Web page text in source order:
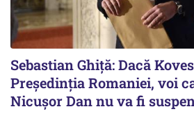
Sebastian Ghiță: Dacă
Președinția Romaniei, voi
Nicușor Dan nu va fi